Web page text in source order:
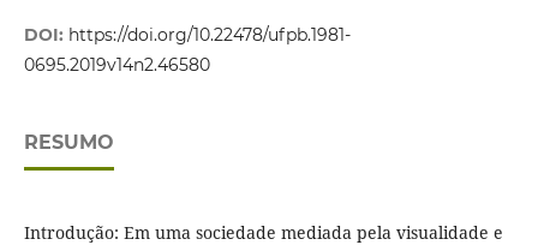
DOI: https://doi.org/10.22478/ufpb.1981-
0695.2019v14n2.46580
RESUMO
Introdução: Em uma sociedade mediada pela visualidade e